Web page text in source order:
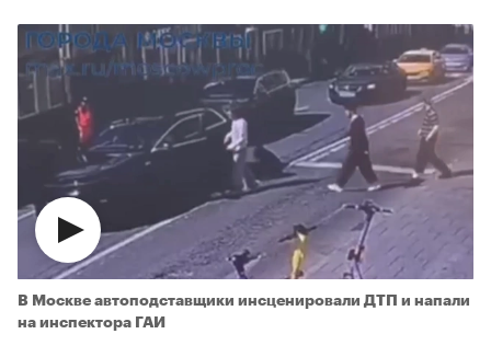
В Москве автоподставщики инсценировали ДТП и напали
на инспектора ГАИ